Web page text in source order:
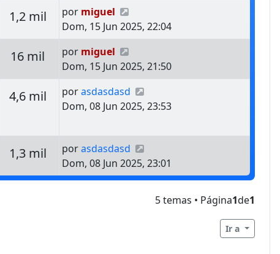
1,2 milVistasÚltimo mensaje
por miguel
Dom, 15 Jun 2025, 22:04
16 mil Vistas
Último mensaje
por miguel
Dom, 15 Jun 2025, 21:50
4,6 milVistasÚltimo mensaje
porasdasdasd
Dom, 08 Jun 2025, 23:53
1,3 milVistasÚltimo mensaje
porasdasdasd
Dom, 08 Jun 2025, 23:01
5 temas • Página1de1
Ir a